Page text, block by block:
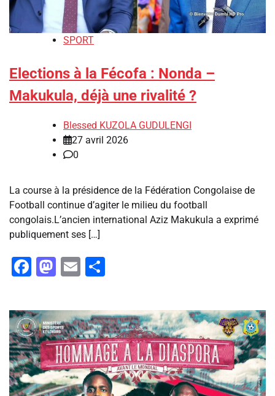
SPORT
Elections à la Fécofa : ‎Nonda –
Makukula, déjà une rivalité ?
Blessed KUZOLA GUDULENGI
27 avril 2026
0
La course à la présidence de la Fédération Congolaise de
Football continue d’agiter le milieu du football
congolais.‎‎L’ancien international Aziz Makukula a exprimé
publiquement ses […]
Facebook
Mastodon
Email